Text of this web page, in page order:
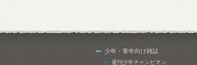
少年・青年向け雑誌
週刊少年チャンピオン